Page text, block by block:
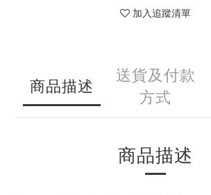
加入追蹤清單
商品描述
送貨及付款
方式
商品描述